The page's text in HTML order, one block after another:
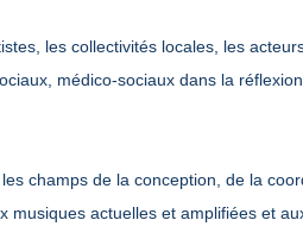
les collectivités locales, les
médico-sociaux dans la
champs de la conception, de la
musiques actuelles et amplifiées et